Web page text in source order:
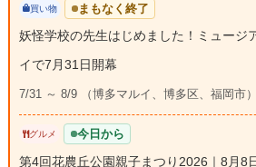
買い物 まもなく終了
妖怪学校の先生はじめました！ミュージ
イで7月31日開幕
7/31 ～ 8/9 （博多マルイ、博多区、福岡市）
グルメ 今日から
第4回花農丘公園親子まつり2026｜8月8